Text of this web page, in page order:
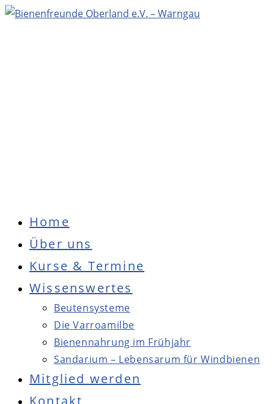
Zum
Home
Über uns
Kurse & Termine
Wissenswertes
Beutensysteme
Die Varroamilbe
Bienennahrung im Frühjahr
Sandarium – Lebensarum für Windbienen
Mitglied werden
Kontakt